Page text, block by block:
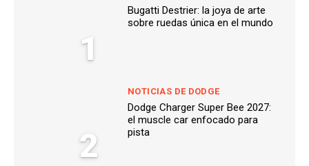
1
Bugatti Destrier: la joya de arte
sobre ruedas única en el mundo
2
NOTICIAS DE DODGE
Dodge Charger Super Bee 2027:
el muscle car enfocado para
pista